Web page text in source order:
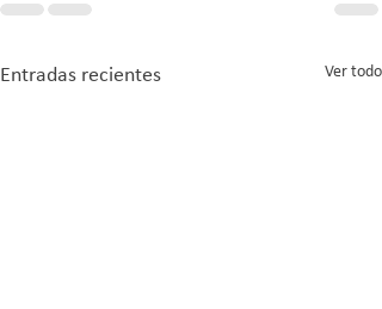
Entradas recientes Ver todo